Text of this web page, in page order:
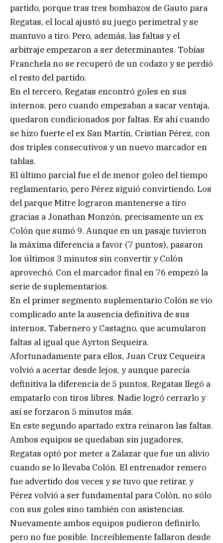
partido, porque tras tres bombazos de Gauto para
Regatas, el local ajustó su juego perimetral y se
mantuvo a tiro. Pero, además, las faltas y el
arbitraje empezaron a ser determinantes. Tobías
Franchela no se recuperó de un codazo y se perdió
el resto del partido.
En el tercero, Regatas encontró goles en sus
internos, pero cuando empezaban a sacar ventaja,
quedaron condicionados por faltas. Es ahí cuando
se hizo fuerte el ex San Martín, Cristian Pérez, con
dos triples consecutivos y un nuevo marcador en
tablas.
El último parcial fue el de menor goleo del tiempo
reglamentario, pero Pérez siguió convirtiendo. Los
del parque Mitre lograron mantenerse a tiro
gracias a Jonathan Monzón, precisamente un ex
Colón que sumó 9. Aunque en un pasaje tuvieron
la máxima diferencia a favor (7 puntos), pasaron
los últimos 3 minutos sin convertir y Colón
aprovechó. Con el marcador final en 76 empezó la
serie de suplementarios.
En el primer segmento suplementario Colón se vio
complicado ante la ausencia definitiva de sus
internos, Tabernero y Castagno, que acumularon
faltas al igual que Ayrton Sequeira.
Afortunadamente para ellos, Juan Cruz Cequeira
volvió a acertar desde lejos, y aunque parecía
definitiva la diferencia de 5 puntos, Regatas llegó a
empatarlo con tiros libres. Nadie logró cerrarlo y
así se forzaron 5 minutos más.
En este segundo apartado extra reinaron las faltas.
Ambos equipos se quedaban sin jugadores,
Regatas optó por meter a Zalazar que fue un alivio
cuando se lo llevaba Colón. El entrenador remero
fue advertido dos veces y se tuvo que retirar, y
Pérez volvió a ser fundamental para Colón, no sólo
con sus goles sino también con asistencias.
Nuevamente ambos equipos pudieron definirlo,
pero no fue posible. Increíblemente fallaron desde